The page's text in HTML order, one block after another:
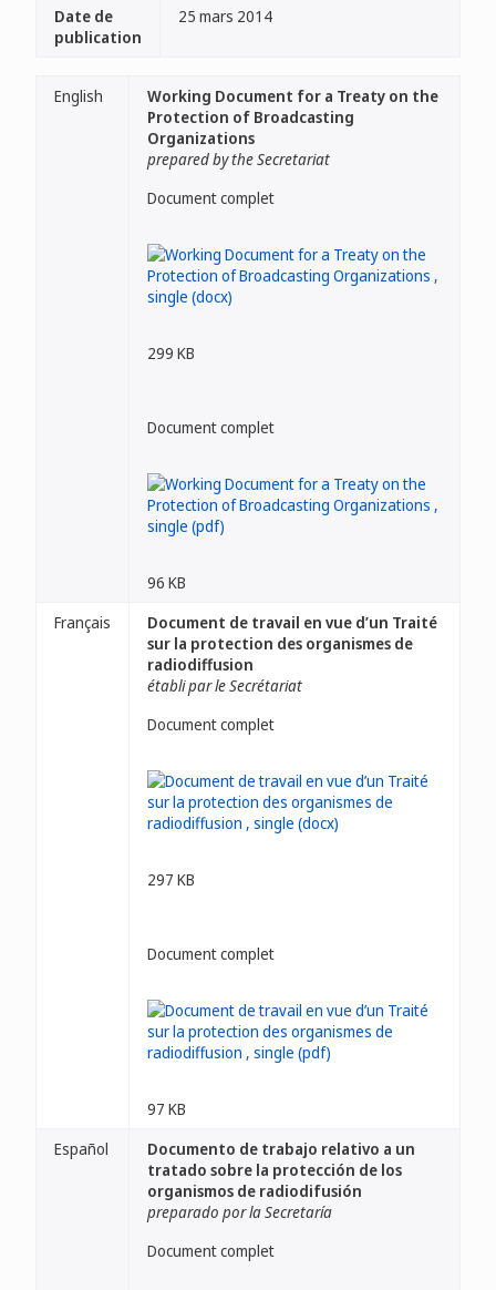
Date de
publication
25 mars 2014
English
Working Document for a Treaty on the
Protection of Broadcasting
Organizations
prepared by the Secretariat
Document complet
299 KB
Document complet
96 KB
Français
Document de travail en vue d’un Traité
sur la protection des organismes de
radiodiffusion
établi par le Secrétariat
Document complet
297 KB
Document complet
97 KB
Español
Documento de trabajo relativo a un
tratado sobre la protección de los
organismos de radiodifusión
preparado por la Secretaría
Document complet